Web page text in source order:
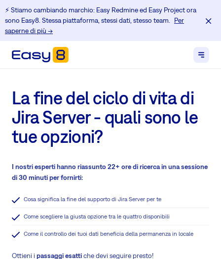
⚡️ Stiamo cambiando marchio: Easy Redmine ed Easy Project ora
sono Easy8. Stessa piattaforma, stessi dati, stesso team.
Per
saperne di più →
La fine del ciclo di vita di
Jira Server - quali sono le
tue opzioni?
I nostri esperti hanno riassunto 22+ ore di ricerca in una sessione
di 30 minuti per fornirti:
Cosa significa la fine del supporto di Jira Server per te
Come scegliere la giusta opzione tra le quattro disponibili
Come il controllo dei tuoi dati beneficia della permanenza in locale
Ottieni ipassaggi esattiche devi seguire presto!